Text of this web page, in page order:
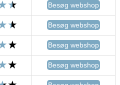
Besøg webshop
Besøg webshop
Besøg webshop
Besøg webshop